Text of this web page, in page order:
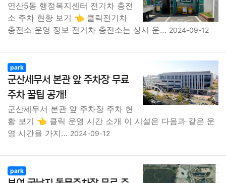
연산5동 행정복지센터 전기차 충전
소 주차 현황 보기 👈 클릭전기차
충전소 운영 정보 전기차 충전소는 상시 운… 2024-09-12
park
군산세무서 본관 앞 주차장 무료
주차 꿀팁 공개!
군산세무서 본관 앞 주차장 주차 현
황 보기 👈 클릭 운영 시간 소개 이 시설은 다음과 같은 운
영 시간을 가지… 2024-09-12
park